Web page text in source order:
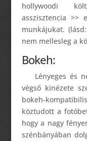
hollywoodi
asszisztencia >>
munkájukat.
nem mellesleg a
Bokeh:
Lényeges és
végső kinézete
bokeh-
köztudott a
hogy a nagy
szénbányában